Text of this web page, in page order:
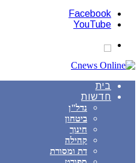
Facebook
YouTube
בית
חדשות
נדל"ן
ביטחון
חינוך
קהילה
דת ומסורת